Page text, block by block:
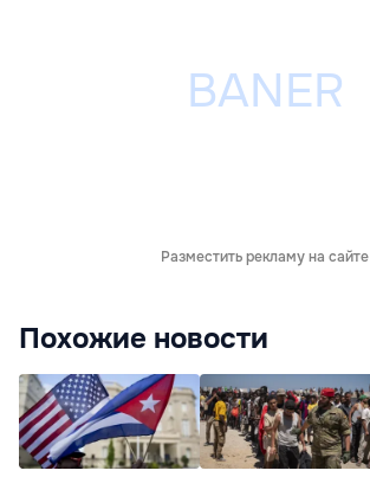
Разместить рекламу на сайте
Похожие новости